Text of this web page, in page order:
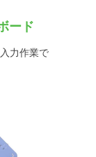
ード
力作業で